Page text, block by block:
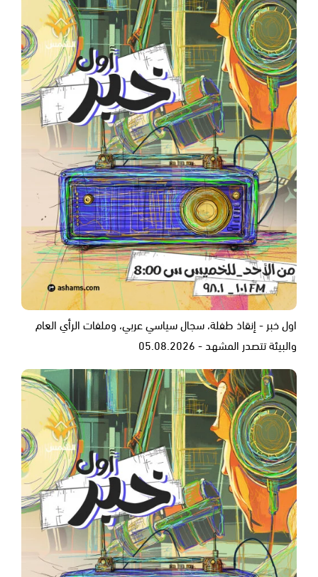
اول خبر - إنقاذ طفلة، سجال سياسي عربي، وملفات الرأي العام
والبيئة تتصدر المشهد - 05.08.2026